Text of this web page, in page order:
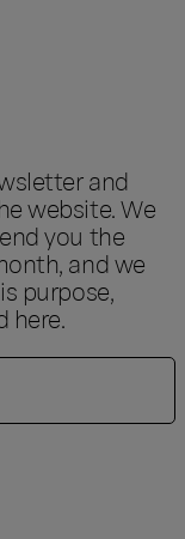
and
website. We
you the
and we
purpose,
here.